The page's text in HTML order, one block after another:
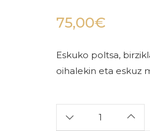
75,00€
Eskuko poltsa,
oihalekin eta eskuz